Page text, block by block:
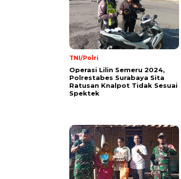
TNI/Polri
Operasi Lilin Semeru 2024,
Polrestabes Surabaya Sita
Ratusan Knalpot Tidak Sesuai
Spektek